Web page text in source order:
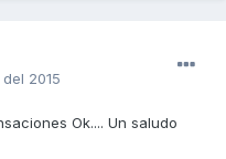
2015
Ok.... Un saludo